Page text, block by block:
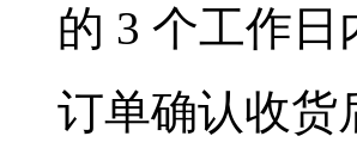
的 3 个工作
订单确认收